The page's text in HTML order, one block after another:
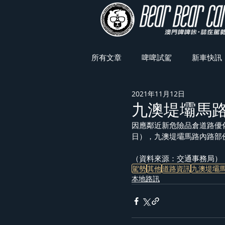
所有文章 啤啤試駕 新車快訊
車展焦點
九澳堤壩馬
2021年11月12日
因應鄰近新危險品倉道路
日），九澳堤壩馬路內路
（資料來源：交通事務局）
駕勢其他道路資訊九澳堤壩
本地路訊